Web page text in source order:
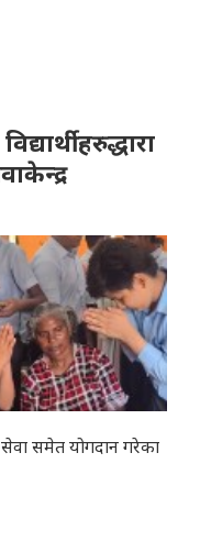
समेत योगदान गरेका